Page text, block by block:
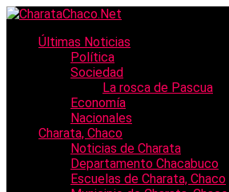
Últimas Noticias
Política
Sociedad
La rosca de Pascua
Economía
Nacionales
Charata, Chaco
Noticias de Charata
Departamento Chacabuco
Escuelas de Charata, Chaco